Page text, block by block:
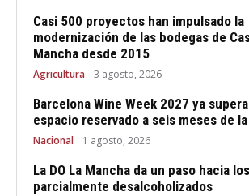
Casi 500 proyectos han impulsado la
modernización de las bodegas de
Mancha desde 2015
Agricultura 3 agosto, 2026
Barcelona Wine Week 2027 ya
espacio reservado a seis meses de
Nacional 1 agosto, 2026
La DO La Mancha da un paso hacia
parcialmente desalcoholizados